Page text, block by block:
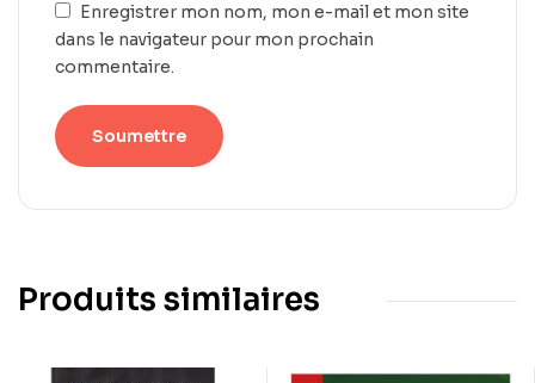
Enregistrer mon nom, mon e-mail et mon site
dans le navigateur pour mon prochain
commentaire.
Produits similaires